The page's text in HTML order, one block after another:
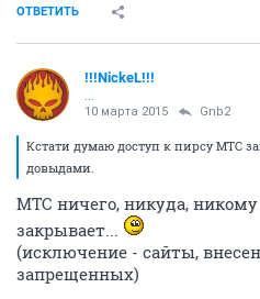
ОТВЕТИТЬ
!!!NickeL!!!
10 марта 2015 Gnb2
Кстати думаю доступ к пирсу МТС
довыдами.
МТС ничего, никуда,
закрывает...
(исключение - сайты,
запрещенных)